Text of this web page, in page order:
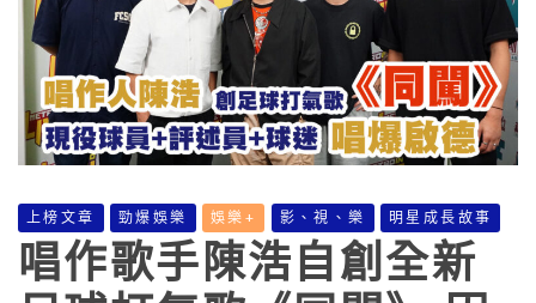
上榜文章 勁爆娛樂 娛樂+ 影、視、樂 明星成長故事
唱作歌手陳浩自創全新